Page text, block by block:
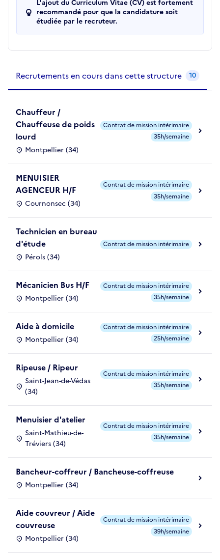
L'ajout du Curriculum Vitae (CV) est fortement
recommandé pour que la candidature soit
étudiée par le recruteur.
Recrutements en cours dans cette structure 10
Chauffeur /
Chauffeuse de poids
lourd
Montpellier (34)
Contrat de mission intérimaire
35h/semaine
MENUISIER
AGENCEUR H/F
Cournonsec (34)
Contrat de mission intérimaire
35h/semaine
Technicien en bureau
d'étude
Pérols (34)
Contrat de mission intérimaire
Mécanicien Bus H/F
Montpellier (34)
Contrat de mission intérimaire
35h/semaine
Aide à domicile
Montpellier (34)
Contrat de mission intérimaire
25h/semaine
Ripeuse / Ripeur
Saint-Jean-de-Védas
(34)
Contrat de mission intérimaire
35h/semaine
Menuisier d'atelier
Saint-Mathieu-de-
Tréviers (34)
Contrat de mission intérimaire
35h/semaine
Bancheur-coffreur / Bancheuse-coffreuse
Montpellier (34)
Aide couvreur / Aide
couvreuse
Montpellier (34)
Contrat de mission intérimaire
39h/semaine